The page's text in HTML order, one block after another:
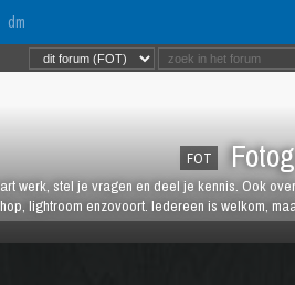
dm
FOT
werk, stel je vragen en deel je kennis. Ook
lightroom enzovoort. Iedereen is welkom,